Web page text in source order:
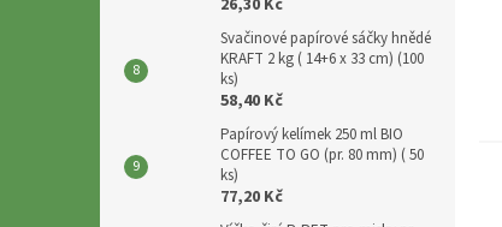
26,30 Kč
Svačinové papírové sáčky hnědé
KRAFT 2 kg ( 14+6 x 33 cm) (100
ks)
58,40 Kč
Papírový kelímek 250 ml BIO
COFFEE TO GO (pr. 80 mm) ( 50
ks)
77,20 Kč